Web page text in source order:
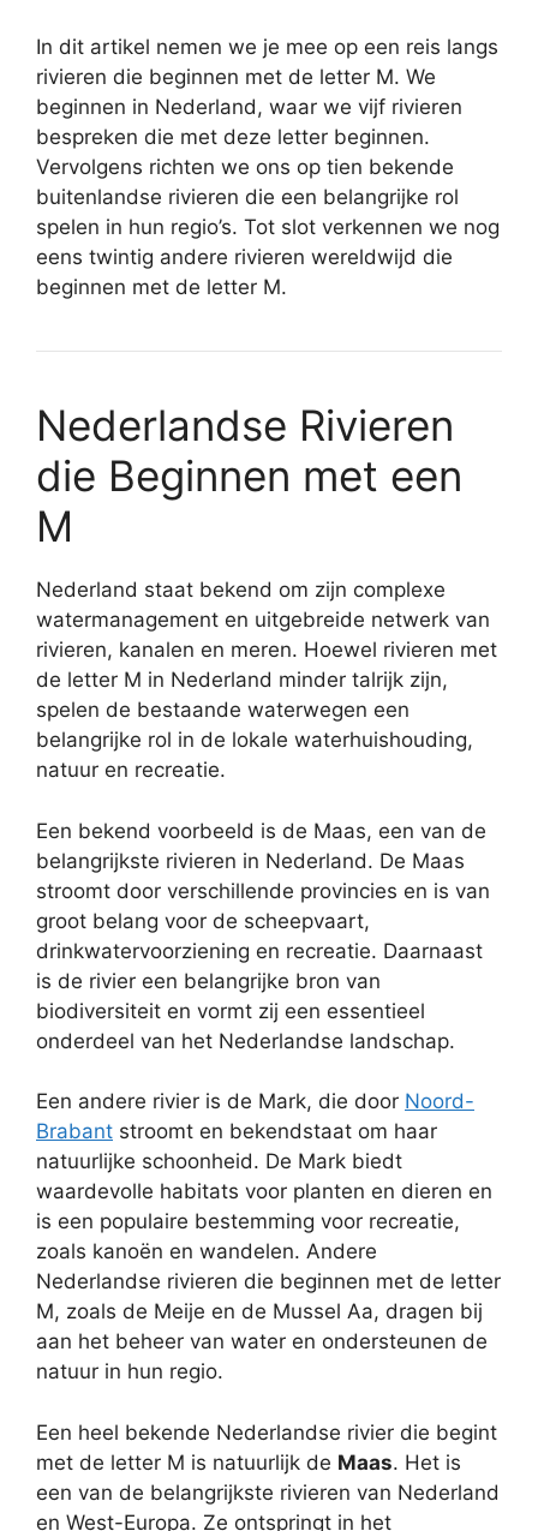
In dit artikel nemen we je mee op een reis langs
rivieren die beginnen met de letter M. We
beginnen in Nederland, waar we vijf rivieren
bespreken die met deze letter beginnen.
Vervolgens richten we ons op tien bekende
buitenlandse rivieren die een belangrijke rol
spelen in hun regio’s. Tot slot verkennen we nog
eens twintig andere rivieren wereldwijd die
beginnen met de letter M.
Nederlandse Rivieren
die Beginnen met een
M
Nederland staat bekend om zijn complexe
watermanagement en uitgebreide netwerk van
rivieren, kanalen en meren. Hoewel rivieren met
de letter M in Nederland minder talrijk zijn,
spelen de bestaande waterwegen een
belangrijke rol in de lokale waterhuishouding,
natuur en recreatie.
Een bekend voorbeeld is de Maas, een van de
belangrijkste rivieren in Nederland. De Maas
stroomt door verschillende provincies en is van
groot belang voor de scheepvaart,
drinkwatervoorziening en recreatie. Daarnaast
is de rivier een belangrijke bron van
biodiversiteit en vormt zij een essentieel
onderdeel van het Nederlandse landschap.
Een andere rivier is de Mark, die door Noord-
Brabant stroomt en bekendstaat om haar
natuurlijke schoonheid. De Mark biedt
waardevolle habitats voor planten en dieren en
is een populaire bestemming voor recreatie,
zoals kanoën en wandelen. Andere
Nederlandse rivieren die beginnen met de letter
M, zoals de Meije en de Mussel Aa, dragen bij
aan het beheer van water en ondersteunen de
natuur in hun regio.
Een heel bekende Nederlandse rivier die begint
met de letter M is natuurlijk de Maas. Het is
een van de belangrijkste rivieren van Nederland
en West-Europa. Ze ontspringt in het